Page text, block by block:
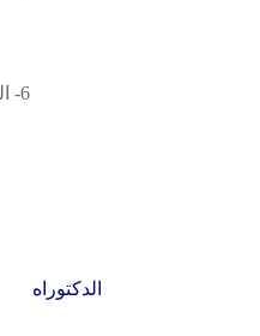
6- الماجستير فى العلوم النبات :
الدكتوراه